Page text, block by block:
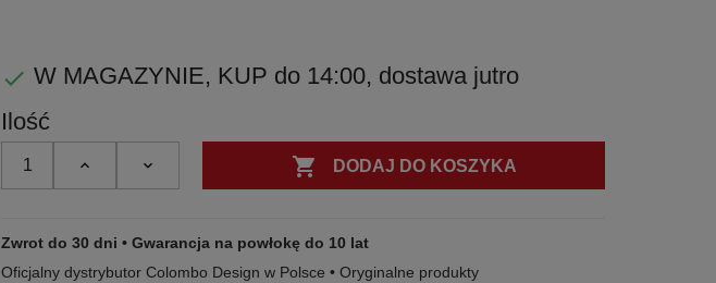
zieleń
 W MAGAZYNIE, KUP do 14:00, dostawa jutro
Ilość
 DODAJ DO KOSZYKA
Zwrot do 30 dni • Gwarancja na powłokę do 10 lat
Oficjalny dystrybutor Colombo Design w Polsce • Oryginalne produkty